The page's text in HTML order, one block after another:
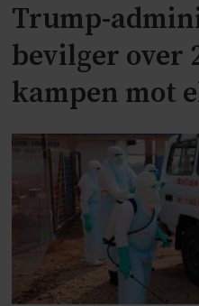
Trump-
bevilger
kampen mot